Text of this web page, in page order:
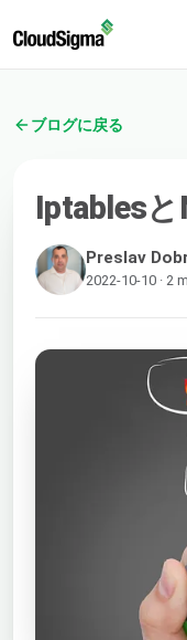
ブログに戻る
Iptables
Preslav
2022-10-10 · 2